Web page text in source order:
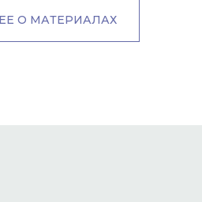
О МАТЕРИАЛАХ